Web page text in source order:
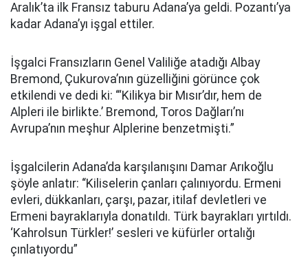
Aralık’ta ilk Fransız taburu Adana’ya geldi. Pozantı’ya
kadar Adana’yı işgal ettiler.
İşgalci Fransızların Genel Valiliğe atadığı Albay
Bremond, Çukurova’nın güzelliğini görünce çok
etkilendi ve dedi ki: “‘Kilikya bir Mısır’dır, hem de
Alpleri ile birlikte.’ Bremond, Toros Dağları’nı
Avrupa’nın meşhur Alplerine benzetmişti.”
İşgalcilerin Adana’da karşılanışını Damar Arıkoğlu
şöyle anlatır: “Kiliselerin çanları çalınıyordu. Ermeni
evleri, dükkanları, çarşı, pazar, itilaf devletleri ve
Ermeni bayraklarıyla donatıldı. Türk bayrakları yırtıldı.
‘Kahrolsun Türkler!’ sesleri ve küfürler ortalığı
çınlatıyordu”